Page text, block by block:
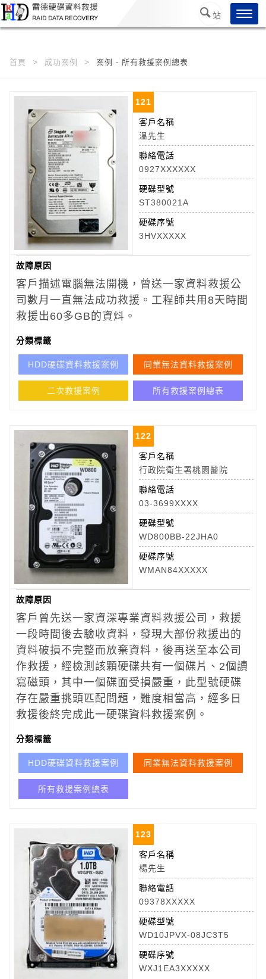
/**/
站
內搜
首頁 成功案例 案例 - 所有救援案例總表
121
客戶名稱
溫先生
聯絡電話
0927XXXXXX
硬碟型號
ST380021A
硬碟序號
3HVXXXXX
故障原因
客戶描述電腦無法開機，曾送一家資料救援公
司數月一直無法成功救援。工程師共用8天時間
救援出60多GB的資炓。
分類標籤
HDD硬碟資料救援案例 同業無法資料救援案例
二次救援案例 所有救援案例總表
122
客戶名稱
行政院衛生署桃園醫院
聯絡電話
03-3699XXXX
硬碟型號
WD800BB-22JHA0
硬碟序號
WMAN84XXXXX
故障原因
客戶曾先送一家資深專業資料救援公司，救援
一段時間後去驗收資料，發現大部份救援出的
資料破損不完整而放棄資料，後再送至本公司
作救援，經檢測該顆硬碟共有一個碟片、2個讀
寫磁頭，其中一個碟面受損嚴重，此型號硬碟
存在嚴重挑頭匹配問題，難度相當高，經多日
救援後終完成此一硬碟資料救援案例。
分類標籤
HDD硬碟資料救援案例 同業無法資料救援案例
所有救援案例總表
123
客戶名稱
楊先生
聯絡電話
09378XXXXX
硬碟型號
WD10JPVX-08JC3T5
硬碟序號
WXJ1EA3XXXXX